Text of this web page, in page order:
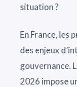
situation ?
En France, les
des enjeux
gouvernance.
2026 impose